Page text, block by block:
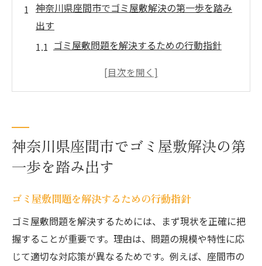
神奈川県座間市でゴミ屋敷解決の第一歩を踏み
出す
ゴミ屋敷問題を解決するための行動指針
座間市でゴミ屋敷を放置しない理由と影響
用法
住環境改善のためのゴミ屋敷初期対応法
う
ゴミ屋敷の片付け費用相場と内訳を徹底解説
ゴミ屋敷片付け費用の目安と内訳を知る
実家の片付け費用が高額になる理由を解説
神奈川県座間市でゴミ屋敷解決の第
一歩を踏み出す
ゴミ屋敷問題を解決するための行動指針
ゴミ屋敷問題を解決するためには、まず現状を正確に把
握することが重要です。理由は、問題の規模や特性に応
じて適切な対応策が異なるためです。例えば、座間市の